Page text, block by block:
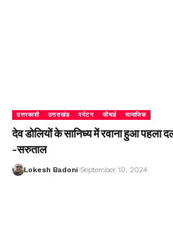
उत्तरकाशी उत्तराखंड पर्यटन फीचर्ड सामाजिक
देव डोलियों के सानिध्य में रवाना हुआ पहला
-सरुताल
Lokesh Badoni September 10, 2024